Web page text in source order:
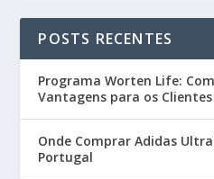
POSTS RECENTES
Programa Worten Life:
Vantagens para os Clientes
Onde Comprar Adidas
Portugal